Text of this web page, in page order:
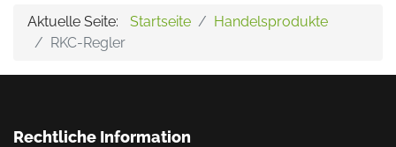
Aktuelle Seite: Startseite
Handelsprodukte
RKC-Regler
Rechtliche Information